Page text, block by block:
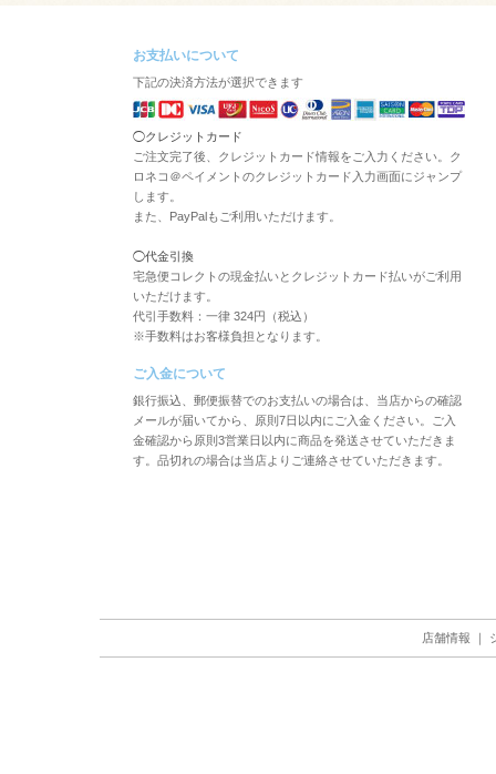
お支払いについて
下記の決済方法が選択できます
◯クレジットカード
ご注文完了後、クレジットカード情報をご入力ください。ク
ロネコ＠ペイメントのクレジットカード入力画面にジャンプ
します。
また、PayPalもご利用いただけます。
◯代金引換
宅急便コレクトの現金払いとクレジットカード払いがご利用
いただけます。
代引手数料：一律 324円（税込）
※手数料はお客様負担となります。
ご入金について
銀行振込、郵便振替でのお支払いの場合は、当店からの確認
メールが届いてから、原則7日以内にご入金ください。ご入
金確認から原則3営業日以内に商品を発送させていただきま
す。品切れの場合は当店よりご連絡させていただきます。
店舗情報 ｜